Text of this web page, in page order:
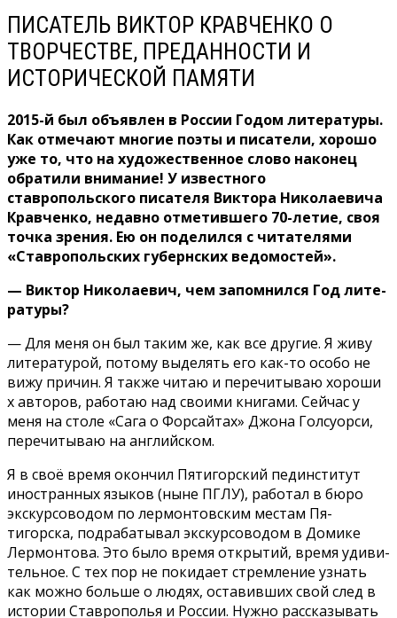
ПИСАТЕЛЬ ВИКТОР КРАВЧЕНКО О
ТВОРЧЕСТВЕ, ПРЕДАННОСТИ И
ИСТОРИЧЕСКОЙ ПАМЯТИ
2015-й был объявлен в России Годом литературы.
Как отмечают многие по­эты и писатели, хорошо
уже то, что на художе­ственное слово наконец
обратили внимание! У из­вестного
ставропольского писателя Виктора Никола­евича
Кравченко, недав­но отметившего 70-летие, своя
точка зрения. Ею он поделился с читателями
«Ставропольских губерн­ских ведомостей».
— Виктор Николаевич, чем запомнился Год лите­
ратуры?
— Для меня он был та­ким же, как все другие. Я живу
литературой, потому выделять его как-то особо не
вижу причин. Я так­же читаю и перечитываю хороши
х авторов, рабо­таю над своими книгами. Сейчас у
меня на столе «Сага о Форсайтах» Джона Голсуорси,
перечитываю на английском.
Я в своё время окончил Пятигорский пединсти­тут
иностранных языков (ныне ПГЛУ), работал в бюро
экскурсоводом по лермонтовским местам Пя­
тигорска, подрабатывал экскурсоводом в Домике
Лермонтова. Это было вре­мя открытий, время удиви­
тельное. С тех пор не по­кидает стремление узнать
как можно больше о людях, оставивших свой след в
истории Ставрополья и России. Нужно рассказы­вать